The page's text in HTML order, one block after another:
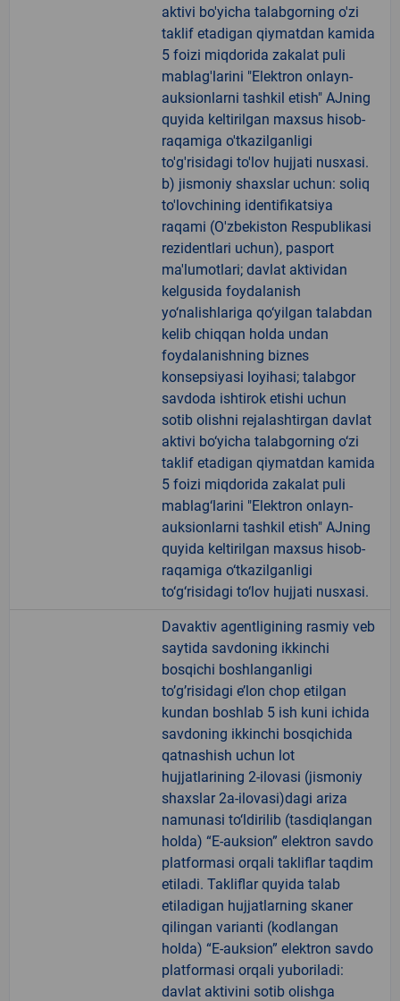
aktivi bo'yicha talabgorning o'zi
taklif etadigan qiymatdan kamida
5 foizi miqdorida zakalat puli
mablag'larini "Elektron onlayn-
auksionlarni tashkil etish" AJning
quyida keltirilgan maxsus hisob-
raqamiga o'tkazilganligi
to'g'risidagi to'lov hujjati nusxasi.
b) jismoniy shaxslar uchun: soliq
to'lovchining identifikatsiya
raqami (O'zbekiston Respublikasi
rezidentlari uchun), pasport
ma'lumotlari; davlat aktividan
kelgusida foydalanish
yo‘nalishlariga qo‘yilgan talabdan
kelib chiqqan holda undan
foydalanishning biznes
konsepsiyasi loyihasi; talabgor
savdoda ishtirok etishi uchun
sotib olishni rejalashtirgan davlat
aktivi bo‘yicha talabgorning o‘zi
taklif etadigan qiymatdan kamida
5 foizi miqdorida zakalat puli
mablag‘larini "Elektron onlayn-
auksionlarni tashkil etish" AJning
quyida keltirilgan maxsus hisob-
raqamiga o‘tkazilganligi
to‘g‘risidagi to‘lov hujjati nusxasi.
Davaktiv agentligining rasmiy veb
saytida savdoning ikkinchi
bosqichi boshlanganligi
to’g’risidagi e’lon chop etilgan
kundan boshlab 5 ish kuni ichida
savdoning ikkinchi bosqichida
qatnashish uchun lot
hujjatlarining 2-ilovasi (jismoniy
shaxslar 2a-ilovasi)dagi ariza
namunasi to‘ldirilib (tasdiqlangan
holda) “E-auksion” elektron savdo
platformasi orqali takliflar taqdim
etiladi. Takliflar quyida talab
etiladigan hujjatlarning skaner
qilingan varianti (kodlangan
holda) “E-auksion” elektron savdo
platformasi orqali yuboriladi:
davlat aktivini sotib olishga